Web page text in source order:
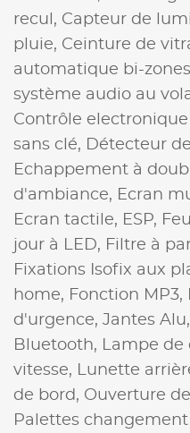
recul, Capteur de
pluie, Ceinture de
automatique bi-
système audio au
Contrôle
sans clé,
Détecteur
Echappement à
d'ambiance, Ecran
Ecran tactile, ESP,
jour à LED, Filtre à
Fixations Isofix aux
home, Fonction MP3,
d'urgence, Jantes Alu,
Bluetooth,
Lampe de
vitesse,
Lunette
de bord, Ouverture
Palettes